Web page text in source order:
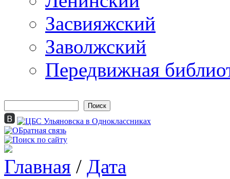
Засвияжский
Заволжский
Передвижная
Форма поиска
Вы здесь
Главная / Дата